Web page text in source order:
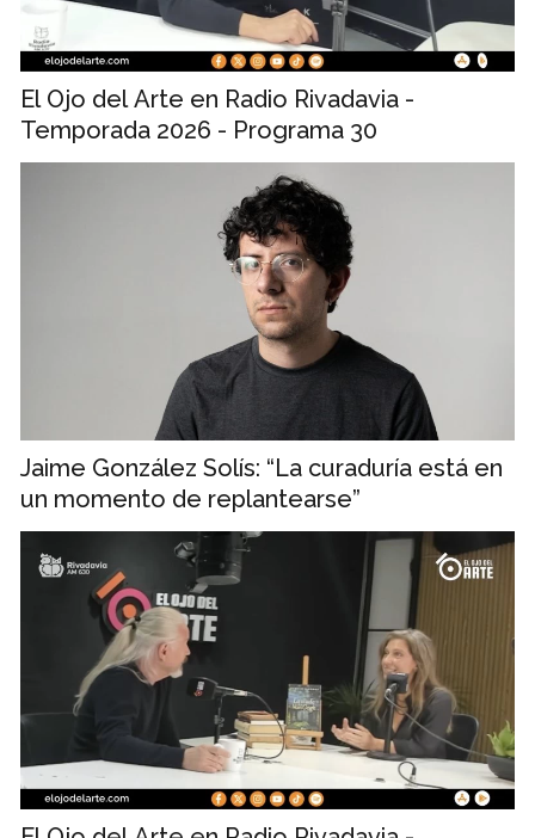
El Ojo del Arte en Radio Rivadavia -
Temporada 2026 - Programa 30
Jaime González Solís: “La curaduría está en
un momento de replantearse”